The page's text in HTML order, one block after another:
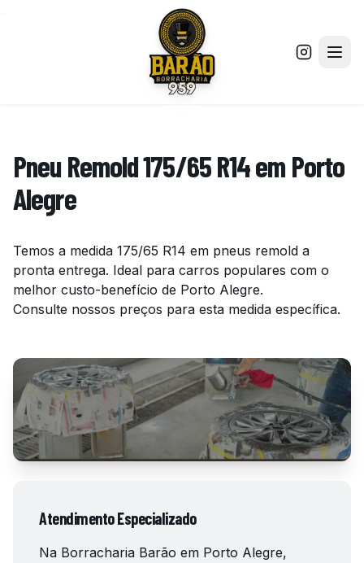
Pneu Remold 175/65 R14 em Porto
Alegre
Temos a medida 175/65 R14 em pneus remold a
pronta entrega. Ideal para carros populares com o
melhor custo-benefício de Porto Alegre.
Consulte nossos preços para esta medida específica.
Atendimento Especializado
Na Borracharia Barão em Porto Alegre,